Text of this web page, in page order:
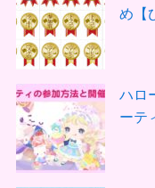
め【
ハロ
ーテ